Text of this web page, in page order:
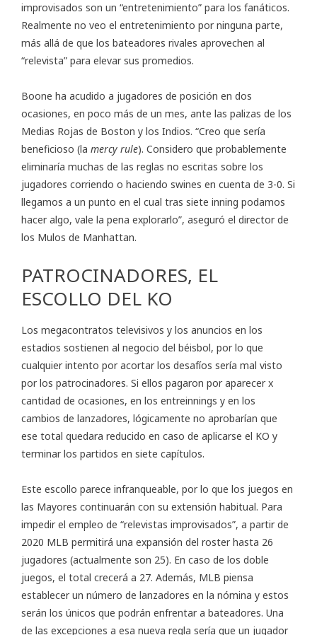
improvisados son un “entretenimiento” para los fanáticos.
Realmente no veo el entretenimiento por ninguna parte,
más allá de que los bateadores rivales aprovechen al
“relevista” para elevar sus promedios.
Boone ha acudido a jugadores de posición en dos
ocasiones, en poco más de un mes, ante las palizas de los
Medias Rojas de Boston y los Indios. “Creo que sería
beneficioso (la mercy rule). Considero que probablemente
eliminaría muchas de las reglas no escritas sobre los
jugadores corriendo o haciendo swines en cuenta de 3-0. Si
llegamos a un punto en el cual tras siete inning podamos
hacer algo, vale la pena explorarlo”, aseguró el director de
los Mulos de Manhattan.
PATROCINADORES, EL
ESCOLLO DEL KO
Los megacontratos televisivos y los anuncios en los
estadios sostienen al negocio del béisbol, por lo que
cualquier intento por acortar los desafíos sería mal visto
por los patrocinadores. Si ellos pagaron por aparecer x
cantidad de ocasiones, en los entreinnings y en los
cambios de lanzadores, lógicamente no aprobarían que
ese total quedara reducido en caso de aplicarse el KO y
terminar los partidos en siete capítulos.
Este escollo parece infranqueable, por lo que los juegos en
las Mayores continuarán con su extensión habitual. Para
impedir el empleo de “relevistas improvisados”, a partir de
2020 MLB permitirá una expansión del roster hasta 26
jugadores (actualmente son 25). En caso de los doble
juegos, el total crecerá a 27. Además, MLB piensa
establecer un número de lanzadores en la nómina y estos
serán los únicos que podrán enfrentar a bateadores. Una
de las excepciones a esa nueva regla sería que un jugador